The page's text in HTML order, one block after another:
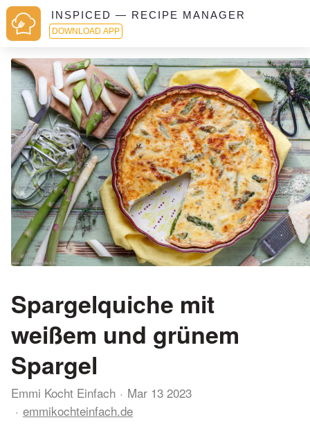
INSPICED — RECIPE MANAGER
DOWNLOAD APP
Spargelquiche mit
weißem und grünem
Spargel
Emmi Kocht Einfach
Mar 13 2023
emmikochteinfach.de